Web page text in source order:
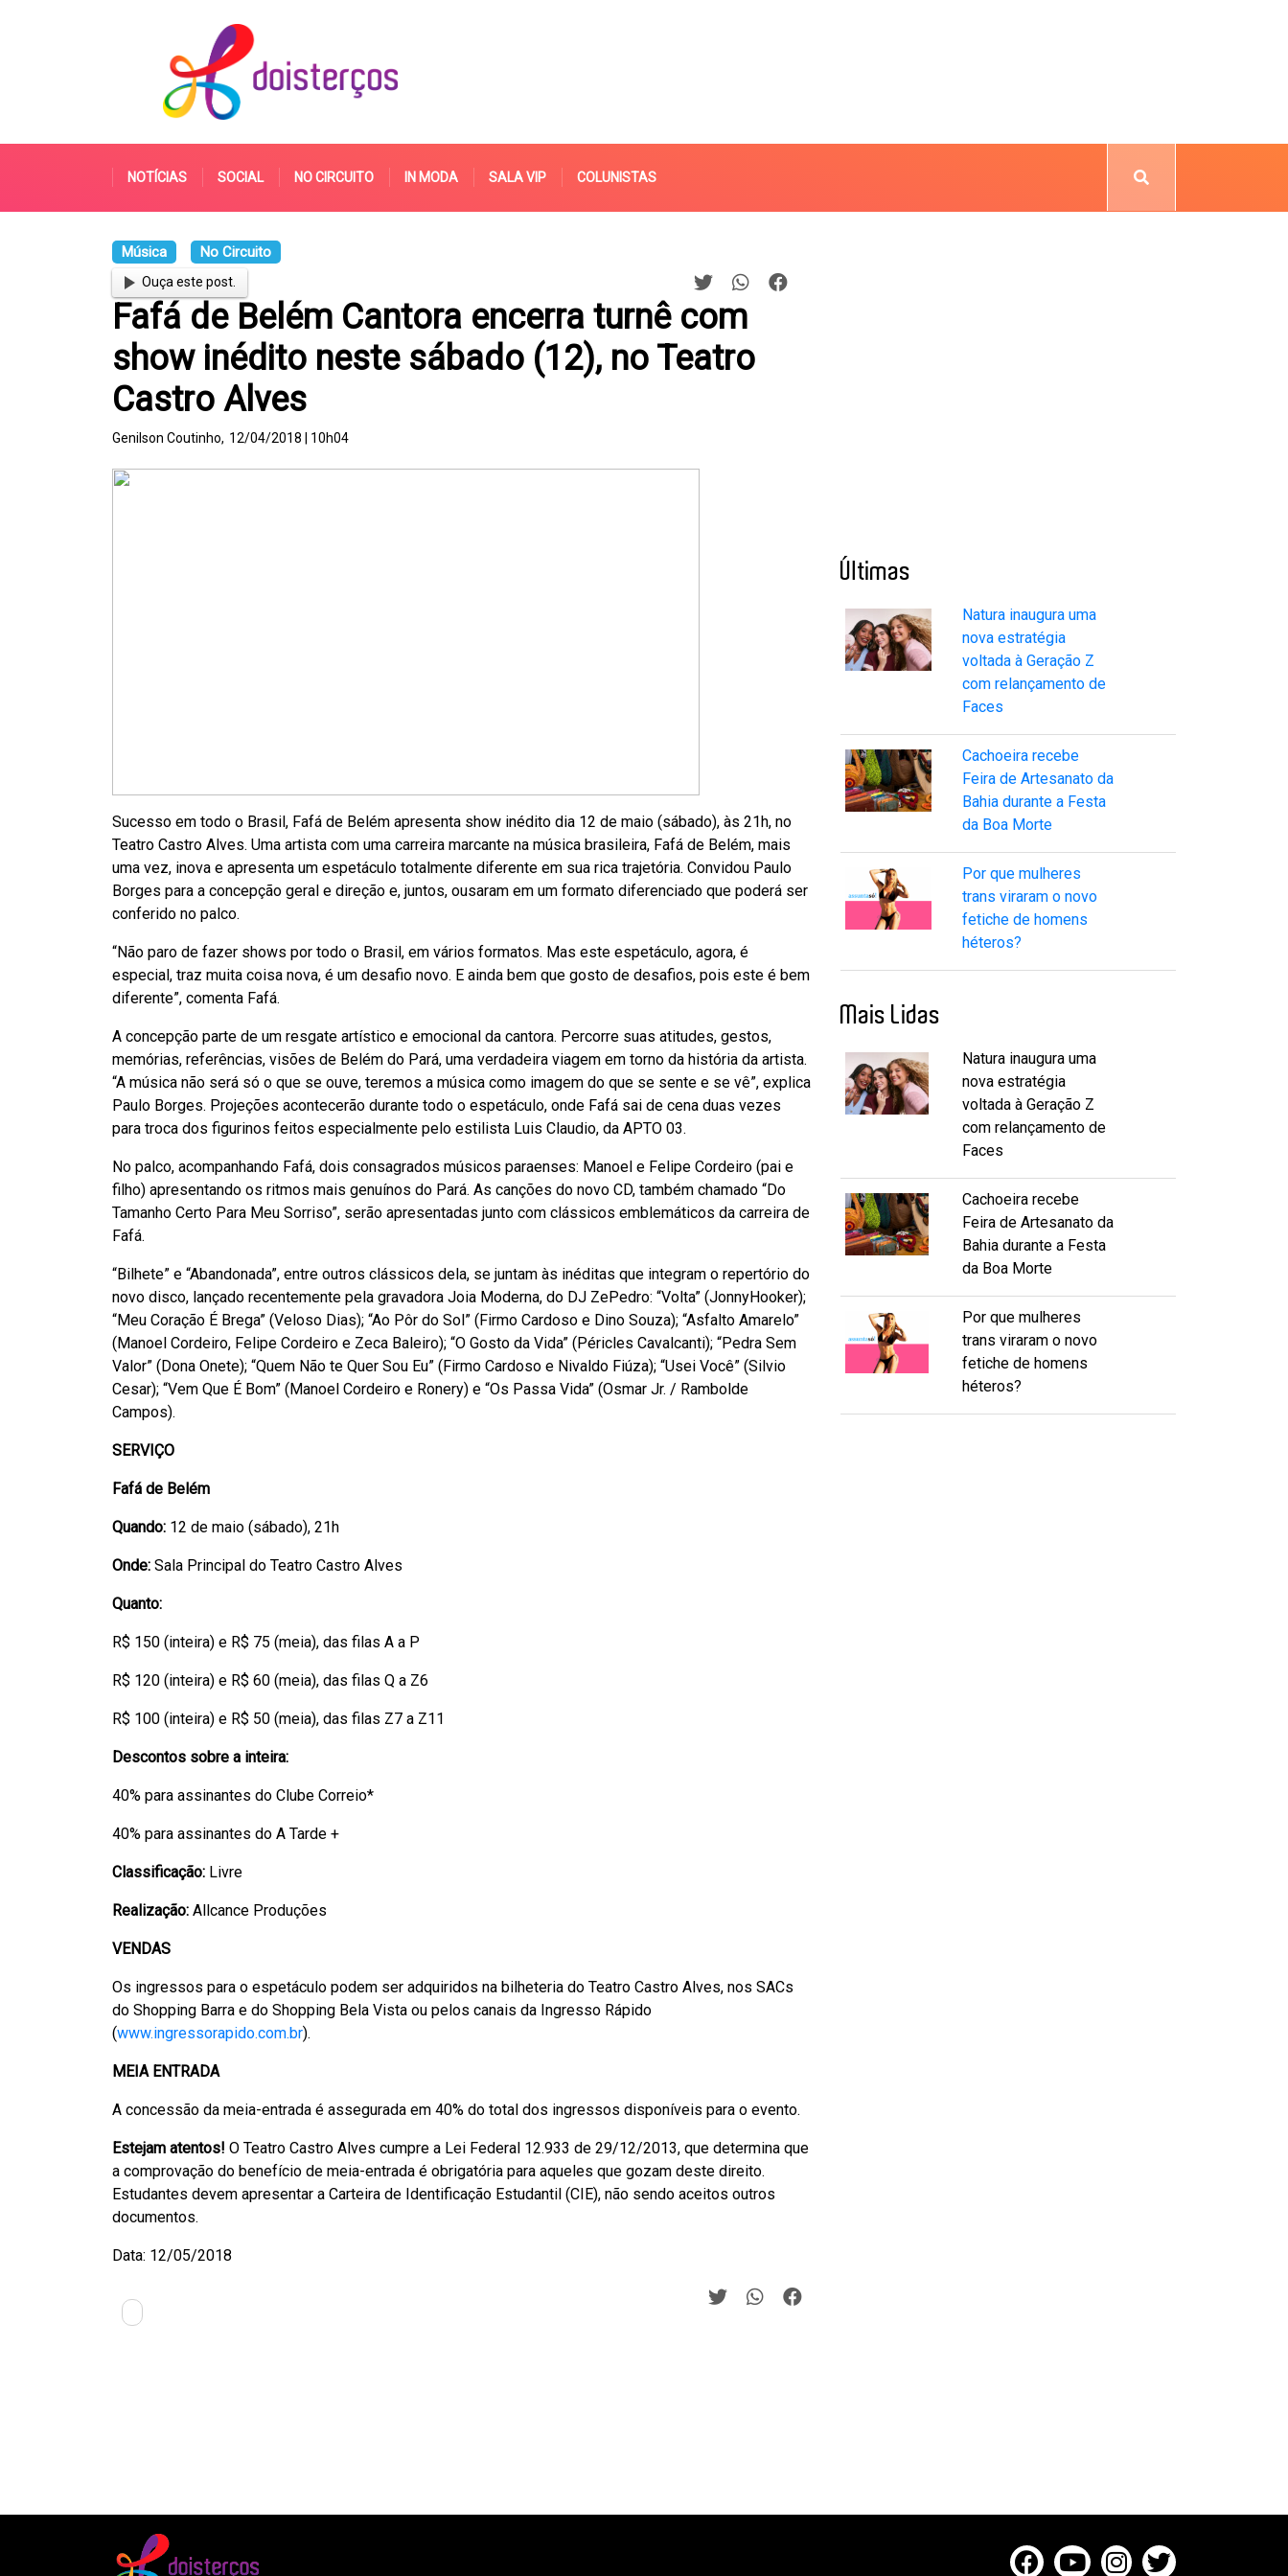
NOTÍCIAS SOCIAL NO CIRCUITO IN MODA SALA VIP COLUNISTAS
Música No Circuito
Ouça este post.
Fafá de Belém Cantora encerra turnê com
show inédito neste sábado (12), no Teatro
Castro Alves
Genilson Coutinho, 12/04/2018 | 10h04
Sucesso em todo o Brasil, Fafá de Belém apresenta show inédito dia 12 de maio (sábado), às 21h, no
Teatro Castro Alves. Uma artista com uma carreira marcante na música brasileira, Fafá de Belém, mais
uma vez, inova e apresenta um espetáculo totalmente diferente em sua rica trajetória. Convidou Paulo
Borges para a concepção geral e direção e, juntos, ousaram em um formato diferenciado que poderá ser
conferido no palco.
“Não paro de fazer shows por todo o Brasil, em vários formatos. Mas este espetáculo, agora, é
especial, traz muita coisa nova, é um desafio novo. E ainda bem que gosto de desafios, pois este é bem
diferente”, comenta Fafá.
A concepção parte de um resgate artístico e emocional da cantora. Percorre suas atitudes, gestos,
memórias, referências, visões de Belém do Pará, uma verdadeira viagem em torno da história da artista.
“A música não será só o que se ouve, teremos a música como imagem do que se sente e se vê”, explica
Paulo Borges. Projeções acontecerão durante todo o espetáculo, onde Fafá sai de cena duas vezes
para troca dos figurinos feitos especialmente pelo estilista Luis Claudio, da APTO 03.
No palco, acompanhando Fafá, dois consagrados músicos paraenses: Manoel e Felipe Cordeiro (pai e
filho) apresentando os ritmos mais genuínos do Pará. As canções do novo CD, também chamado “Do
Tamanho Certo Para Meu Sorriso”, serão apresentadas junto com clássicos emblemáticos da carreira de
Fafá.
“Bilhete” e “Abandonada”, entre outros clássicos dela, se juntam às inéditas que integram o repertório do
novo disco, lançado recentemente pela gravadora Joia Moderna, do DJ ZePedro: “Volta” (JonnyHooker);
“Meu Coração É Brega” (Veloso Dias); “Ao Pôr do Sol” (Firmo Cardoso e Dino Souza); “Asfalto Amarelo”
(Manoel Cordeiro, Felipe Cordeiro e Zeca Baleiro); “O Gosto da Vida” (Péricles Cavalcanti); “Pedra Sem
Valor” (Dona Onete); “Quem Não te Quer Sou Eu” (Firmo Cardoso e Nivaldo Fiúza); “Usei Você” (Silvio
Cesar); “Vem Que É Bom” (Manoel Cordeiro e Ronery) e “Os Passa Vida” (Osmar Jr. / Rambolde
Campos).
SERVIÇO
Fafá de Belém
Quando: 12 de maio (sábado), 21h
Onde: Sala Principal do Teatro Castro Alves
Quanto:
R$ 150 (inteira) e R$ 75 (meia), das filas A a P
R$ 120 (inteira) e R$ 60 (meia), das filas Q a Z6
R$ 100 (inteira) e R$ 50 (meia), das filas Z7 a Z11
Descontos sobre a inteira:
40% para assinantes do Clube Correio*
40% para assinantes do A Tarde +
Classificação: Livre
Realização: Allcance Produções
VENDAS
Os ingressos para o espetáculo podem ser adquiridos na bilheteria do Teatro Castro Alves, nos SACs
do Shopping Barra e do Shopping Bela Vista ou pelos canais da Ingresso Rápido
(www.ingressorapido.com.br).
MEIA ENTRADA
A concessão da meia-entrada é assegurada em 40% do total dos ingressos disponíveis para o evento.
Estejam atentos! O Teatro Castro Alves cumpre a Lei Federal 12.933 de 29/12/2013, que determina que
a comprovação do benefício de meia-entrada é obrigatória para aqueles que gozam deste direito.
Estudantes devem apresentar a Carteira de Identificação Estudantil (CIE), não sendo aceitos outros
documentos.
Data: 12/05/2018
Últimas
Natura inaugura uma
nova estratégia
voltada à Geração Z
com relançamento de
Faces
Cachoeira recebe
Feira de Artesanato da
Bahia durante a Festa
da Boa Morte
Por que mulheres
trans viraram o novo
fetiche de homens
héteros?
Mais Lidas
Natura inaugura uma
nova estratégia
voltada à Geração Z
com relançamento de
Faces
Cachoeira recebe
Feira de Artesanato da
Bahia durante a Festa
da Boa Morte
Por que mulheres
trans viraram o novo
fetiche de homens
héteros?